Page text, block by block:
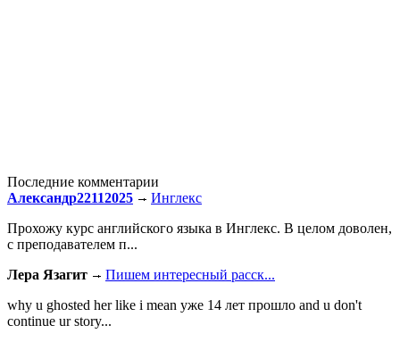
Последние комментарии
Александр22112025
Инглекс
Прохожу курс английского языка в Инглекс. В целом доволен,
с преподавателем п...
Лера Язагит
Пишем интересный расск...
why u ghosted her like i mean уже 14 лет прошло and u don't
continue ur story...